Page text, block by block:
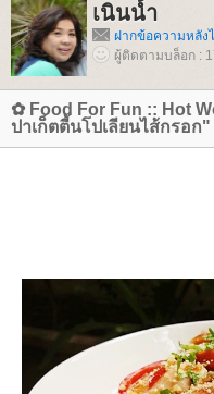
เนินน้ำ
ฝากข้อความหลัง
ผู้ติดตามบล็อก :
✿ Food For Fun :: Hot
ปาเก็ตตี้นโปเลียนไส้กรอก